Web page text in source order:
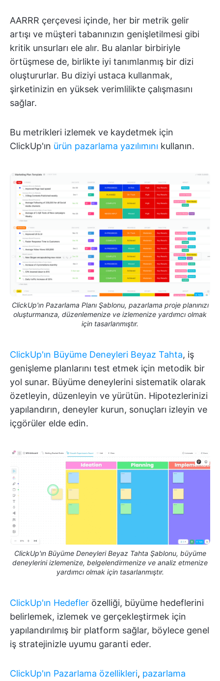
AARRR çerçevesi içinde, her bir metrik gelir
artışı ve müşteri tabanınızın genişletilmesi gibi
kritik unsurları ele alır. Bu alanlar birbiriyle
örtüşmese de, birlikte iyi tanımlanmış bir dizi
oluştururlar. Bu diziyi ustaca kullanmak,
şirketinizin en yüksek verimlilikte çalışmasını
sağlar.
Bu metrikleri izlemek ve kaydetmek için
ClickUp'ın ürün pazarlama yazılımını kullanın.
ClickUp'ın Pazarlama Planı Şablonu, pazarlama proje planınızı
oluşturmanıza, düzenlemenize ve izlemenize yardımcı olmak
için tasarlanmıştır.
ClickUp'ın Büyüme Deneyleri Beyaz Tahta, iş
genişleme planlarını test etmek için metodik bir
yol sunar. Büyüme deneylerini sistematik olarak
özetleyin, düzenleyin ve yürütün. Hipotezlerinizi
yapılandırın, deneyler kurun, sonuçları izleyin ve
içgörüler elde edin.
ClickUp'ın Büyüme Deneyleri Beyaz Tahta Şablonu, büyüme
deneylerini izlemenize, belgelendirmenize ve analiz etmenize
yardımcı olmak için tasarlanmıştır.
ClickUp'ın Hedefler özelliği, büyüme hedeflerini
belirlemek, izlemek ve gerçekleştirmek için
yapılandırılmış bir platform sağlar, böylece genel
iş stratejinizle uyumu garanti eder.
ClickUp'ın Pazarlama özellikleri, pazarlama